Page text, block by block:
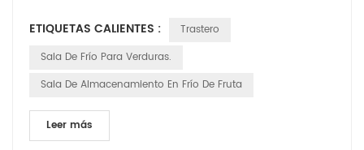
ETIQUETAS CALIENTES :
Trastero
Sala De Frío Para Verduras.
Sala De Almacenamiento En Frío De Fruta
Leer más